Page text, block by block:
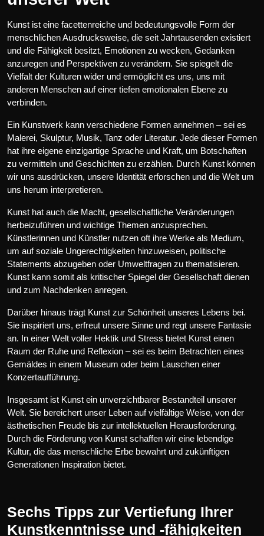
Kunst ist eine facettenreiche und bedeutungsvolle Form der
menschlichen Ausdrucksweise, die seit Jahrtausenden existiert
und die Fähigkeit besitzt, Emotionen zu wecken, Gedanken
anzuregen und Perspektiven zu verändern. Sie spiegelt die
Vielfalt der Kulturen wider und ermöglicht es uns, uns mit
anderen Menschen auf einer tiefen emotionalen Ebene zu
verbinden.
Ein Kunstwerk kann verschiedene Formen annehmen – sei es
Malerei, Skulptur, Musik, Tanz oder Literatur. Jede dieser Formen
hat ihre eigene einzigartige Sprache und Kraft, um Botschaften
zu vermitteln und Geschichten zu erzählen. Durch Kunst können
wir uns ausdrücken, unsere Identität erforschen und die Welt um
uns herum interpretieren.
Kunst hat auch die Macht, gesellschaftliche Veränderungen
herbeizuführen und wichtige Themen anzusprechen.
Künstlerinnen und Künstler nutzen oft ihre Werke als Medium,
um auf soziale Ungerechtigkeiten hinzuweisen, politische
Statements abzugeben oder Umweltfragen zu thematisieren.
Kunst kann somit als kritischer Spiegel der Gesellschaft dienen
und zum Nachdenken anregen.
Darüber hinaus trägt Kunst zur Schönheit unseres Lebens bei.
Sie inspiriert uns, erfreut unsere Sinne und regt unsere Fantasie
an. In einer Welt voller Hektik und Stress bietet Kunst einen
Raum der Ruhe und Reflexion – sei es beim Betrachten eines
Gemäldes in einem Museum oder beim Lauschen einer
Konzertaufführung.
Insgesamt ist Kunst ein unverzichtbarer Bestandteil unserer
Welt. Sie bereichert unser Leben auf vielfältige Weise, von der
ästhetischen Freude bis zur intellektuellen Herausforderung.
Durch die Förderung von Kunst schaffen wir eine lebendige
Kultur, die das menschliche Erbe bewahrt und zukünftigen
Generationen Inspiration bietet.
Sechs Tipps zur Vertiefung Ihrer
Kunstkenntnisse und -fähigkeiten